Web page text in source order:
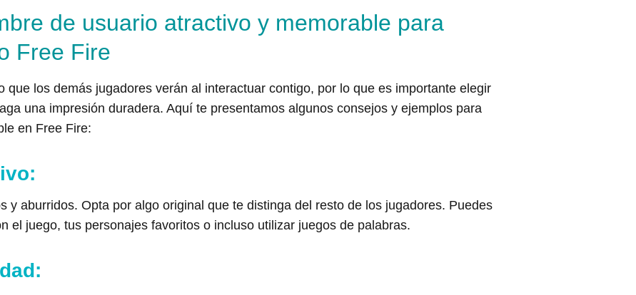
de usuario atractivo y memorable para
Free Fire
que los demás jugadores verán al interactuar contigo, por lo que es importante elegir
una impresión duradera. Aquí te presentamos algunos consejos y ejemplos para
en Free Fire:
y aburridos. Opta por algo original que te distinga del resto de los jugadores. Puedes
el juego, tus personajes favoritos o incluso utilizar juegos de palabras.